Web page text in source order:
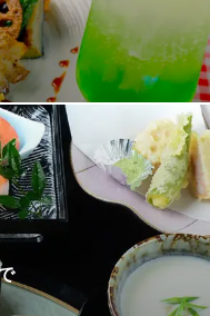
♪ぜひお気軽にお越しく
リオ
ートランチは、見た目も
事バランスの両方を叶え